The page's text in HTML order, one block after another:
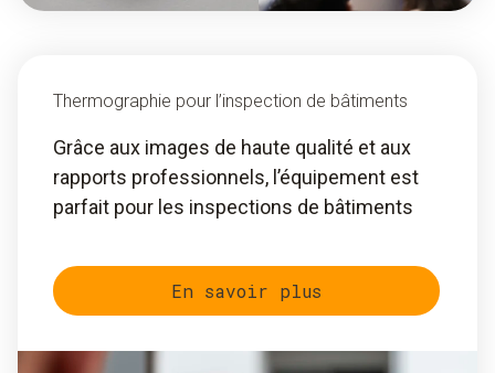
Thermographie pour l’inspection de bâtiments
Grâce aux images de haute qualité et aux
rapports professionnels, l’équipement est
parfait pour les inspections de bâtiments
En savoir plus